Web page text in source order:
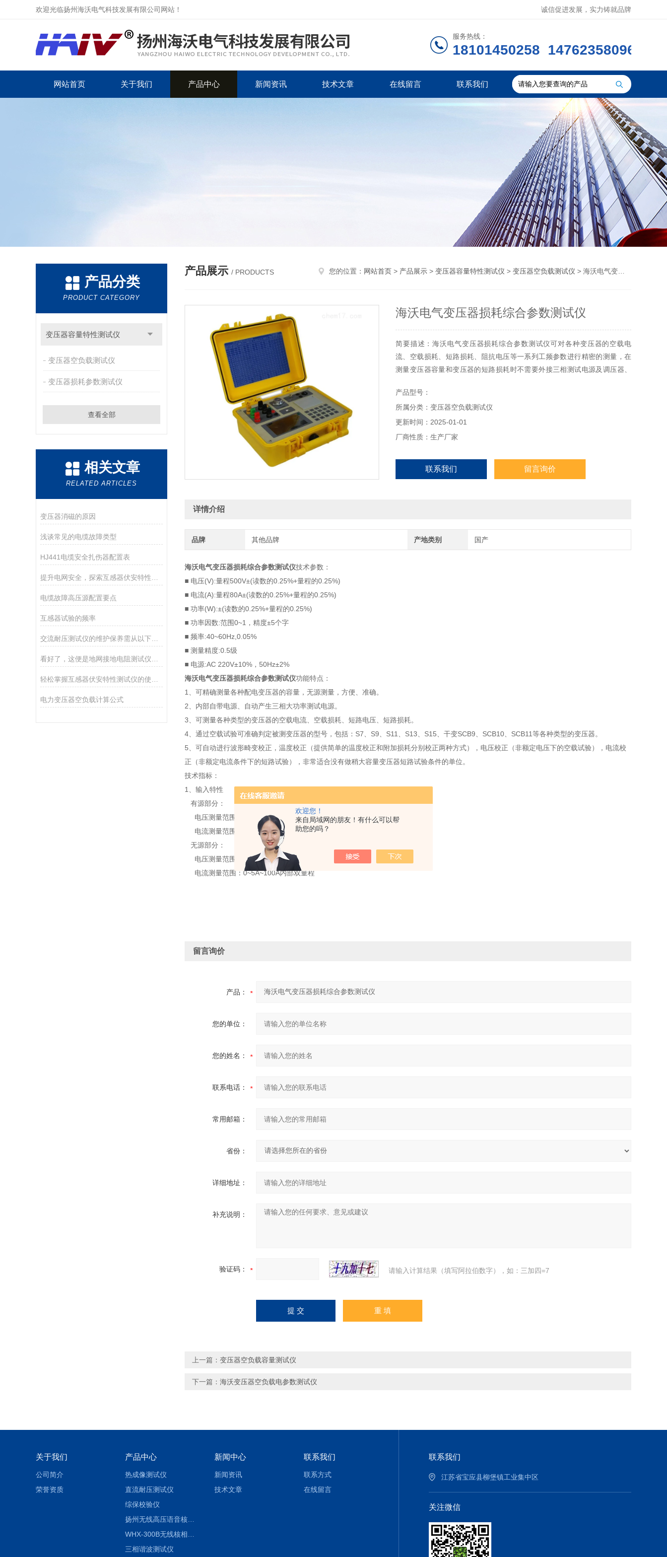
欢迎您！
来自局域网的朋友！有什么可以帮
助您的吗？
欢迎光临扬州海沃电气科技发展有限公司网站！ 诚信促进发展，实力铸就品牌
服务热线：
18101450258 14762358096
网站首页 关于我们 产品中心 新闻资讯 技术文章 在线留言 联系我们
产品分类
PRODUCT CATEGORY
变压器容量特性测试仪
变压器空负载测试仪
变压器损耗参数测试仪
查看全部
相关文章
RELATED ARTICLES
变压器消磁的原因
浅谈常见的电缆故障类型
HJ441电缆安全扎伤器配置表
电缆故障高压源配置要点
互感器试验的频率
交流耐压测试仪的维护保养需从以下方面入手
电力变压器空负载计算公式
产品展示 / PRODUCTS 您的位置： 网站首页 > 产品展示 > 变压器容量特性测试仪 > 变压器空负载测试仪 > 海沃电气变压器损耗综合参数测试仪
海沃电气变压器损耗综合参数测试仪
简要描述：海沃电气变压器损耗综合参数测试仪可对各种变压器的空载电
流、空载损耗、短路损耗、阻抗电压等一系列工频参数进行精密的测量，在
测量变压器容量和变压器的短路损耗时不需要外接三相测试电源及调压器、
寸TFT高清彩色触摸操作界面，操作种类型的变海沃压器的空载电流、空载损
耗、短路电压、短路损耗。
产品型号：
所属分类：变压器空负载测试仪
更新时间：2025-01-01
厂商性质：生产厂家
联系我们 留言询价
详情介绍
品牌 其他品牌 产地类别 国产
海沃电气变压器损耗综合参数测试仪技术参数：
■ 电压(V):量程500V±(读数的0.25%+量程的0.25%)
■ 电流(A):量程80A±(读数的0.25%+量程的0.25%)
■ 功率(W):±(读数的0.25%+量程的0.25%)
■ 功率因数:范围0~1，精度±5个字
■ 频率:40~60Hz,0.05%
■ 测量精度:0.5级
■ 电源:AC 220V±10%，50Hz±2%
海沃电气变压器损耗综合参数测试仪功能特点：
1、可精确测量各种配电变压器的容量，无源测量，方便、准确。
2、内部自带电源、自动产生三相大功率测试电源。
3、可测量各种类型的变压器的空载电流、空载损耗、短路电压、短路损耗。
4、通过空载试验可准确判定被测变压器的型号，包括：S7、S9、S11、S13、S15、干变SCB9、SCB10、SCB11等各种类型的变压器。
5、可自动进行波形畸变校正，温度校正（提供简单的温度校正和附加损耗分别校正两种方式），电压校正（非额定电压下的空载试验），电流校
正（非额定电流条件下的短路试验），非常适合没有做稍大容量变压器短路试验条件的单位。
技术指标：
1、输入特性
有源部分：
电压测量范围：0~10V
电流测量范围：0~10A
无源部分：
电压测量范围：0~750V 宽量限。
电流测量范围：0~5A~100A内部双量程
留言询价
产品：
您的单位：
您的姓名：
联系电话：
常用邮箱：
省份：
详细地址：
补充说明：
验证码： 请输入计算结果（填写阿拉伯数字），如：三加四=7
上一篇： 变压器空负载容量测试仪
下一篇： 海沃变压器空负载电参数测试仪
关于我们
公司简介
荣誉资质
产品中心
热成像测试仪
直流耐压测试仪
综保校验仪
扬州无线高压语音核相仪
三相谐波测试仪
新闻中心
新闻资讯
技术文章
联系我们
联系方式
在线留言
联系我们
江苏省宝应县柳堡镇工业集中区
关注微信